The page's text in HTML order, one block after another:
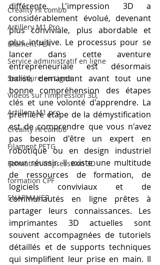
Creality Hi combo
Artillery M1 Pro
Filament PLA
Service administratif en ligne
Secrétaire en Ligne
Vidéos sur l'impression 3D,
Artillery M1 pro
Creality HI combo
Filament PETG
Formation impresssion 3D
formation CPF
SNAPMAKER
différente. L'impression 3D a
considérablement évolué, devenant
plus conviviale, plus abordable et
plus intuitive. Le processus pour se
lancer dans cette aventure
entrepreneuriale est désormais
balisé, demandant avant tout une
bonne compréhension des étapes
clés et une volonté d'apprendre. La
première étape de la démystification
est de comprendre que vous n'avez
pas besoin d'être un expert en
robotique ou en design industriel
pour réussir. Il existe une multitude
de ressources de formation, de
logiciels conviviaux et de
communautés en ligne prêtes à
partager leurs connaissances. Les
imprimantes 3D actuelles sont
souvent accompagnées de tutoriels
détaillés et de supports techniques
qui simplifient leur prise en main. Il